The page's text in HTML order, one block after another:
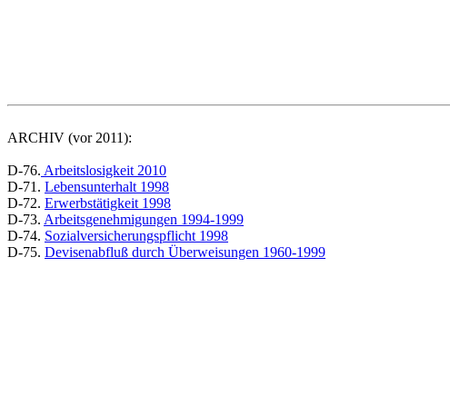
ARCHIV (vor 2011):
D-76. Arbeitslosigkeit 2010
D-71. Lebensunterhalt 1998
D-72. Erwerbstätigkeit 1998
D-73. Arbeitsgenehmigungen 1994-1999
D-74. Sozialversicherungspflicht 1998
D-75. Devisenabfluß durch Überweisungen 1960-1999